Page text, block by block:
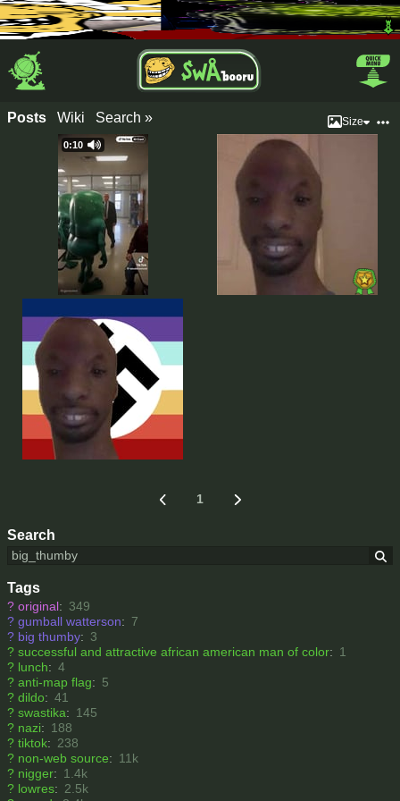
Search
Tags
? original: 349
? gumball watterson: 7
? big thumby: 3
? successful and attractive african american man of color: 1
? lunch: 4
? anti-map flag: 5
? dildo: 41
? swastika: 145
? nazi: 188
? tiktok: 238
? non-web source: 11k
? nigger: 1.4k
? lowres: 2.5k
Posts Wiki Search » Size
0:10
1